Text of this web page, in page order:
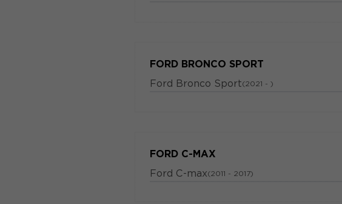
FORD BRONCO SPORT
Ford Bronco Sport(2021 - )
FORD C-MAX
Ford C-max(2011 - 2017)